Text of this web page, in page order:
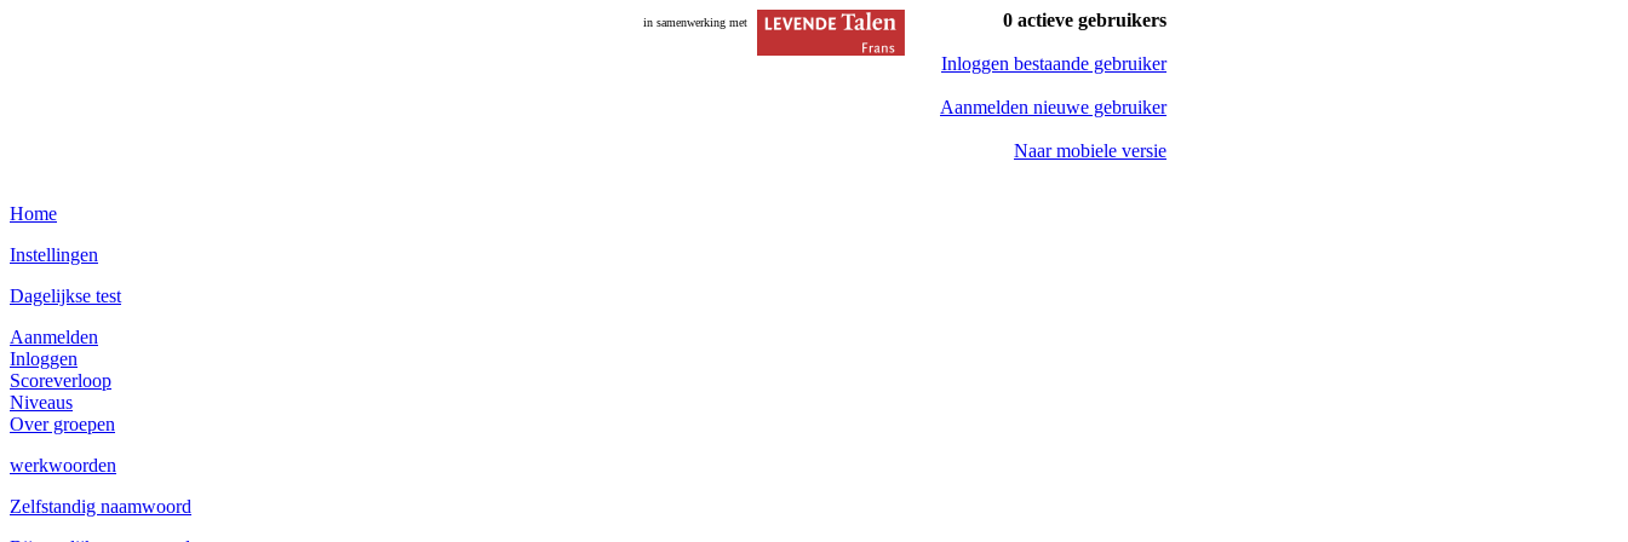
in samenwerking met 0 actieve gebruikers
Inloggen bestaande gebruiker
Aanmelden nieuwe gebruiker
Naar mobiele versie
Home
Instellingen
Dagelijkse test
Aanmelden
Inloggen
Scoreverloop
Niveaus
Over groepen
werkwoorden
Zelfstandig naamwoord